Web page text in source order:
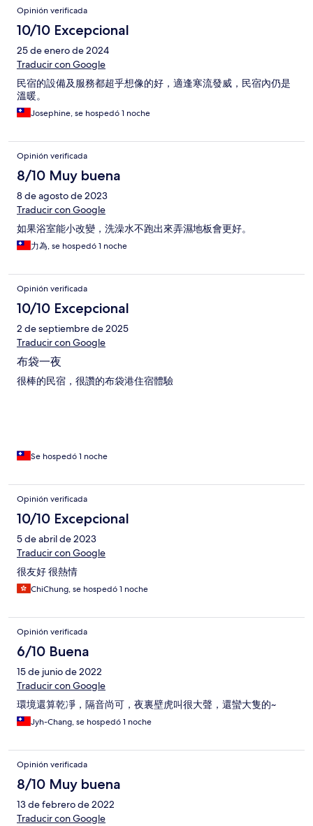
Opinión verificada
10/10 Excepcional
25 de enero de 2024
Traducir con Google
民宿的設備及服務都超乎想像的好，適逢寒流發威，民宿內仍是
溫暖。
Josephine, se hospedó 1 noche
Opinión verificada
8/10 Muy buena
8 de agosto de 2023
Traducir con Google
如果浴室能小改變，洗澡水不跑出來弄濕地板會更好。
力為, se hospedó 1 noche
Opinión verificada
10/10 Excepcional
2 de septiembre de 2025
Traducir con Google
布袋一夜
很棒的民宿，很讚的布袋港住宿體驗
Se hospedó 1 noche
Opinión verificada
10/10 Excepcional
5 de abril de 2023
Traducir con Google
很友好 很熱情
ChiChung, se hospedó 1 noche
Opinión verificada
6/10 Buena
15 de junio de 2022
Traducir con Google
環境還算乾凈，隔音尚可，夜裏壁虎叫很大聲，還蠻大隻的~
Jyh-Chang, se hospedó 1 noche
Opinión verificada
8/10 Muy buena
13 de febrero de 2022
Traducir con Google